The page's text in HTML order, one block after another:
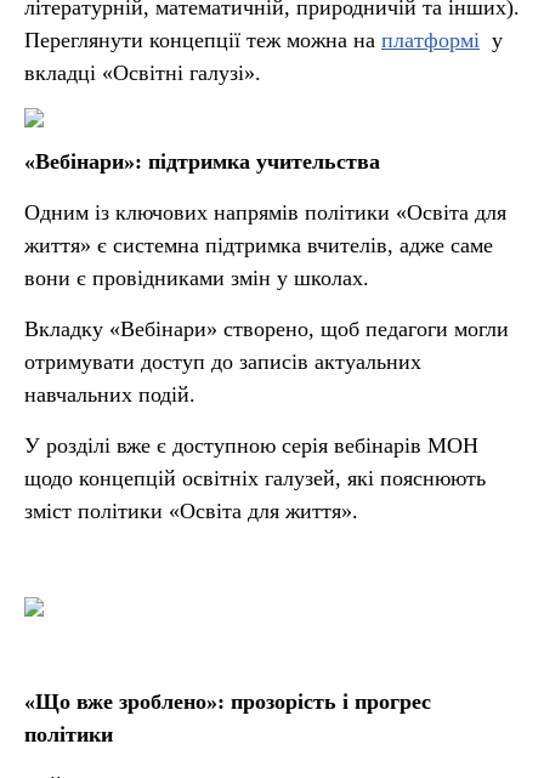
літературній, математичній, природничій та інших).
Переглянути концепції теж можна на платформі у
вкладці «Освітні галузі».
«Вебінари»: підтримка учительства
Одним із ключових напрямів політики «Освіта для
життя» є системна підтримка вчителів, адже саме
вони є провідниками змін у школах.
Вкладку «Вебінари» створено, щоб педагоги могли
отримувати доступ до записів актуальних
навчальних подій.
У розділі вже є доступною серія вебінарів МОН
щодо концепцій освітніх галузей, які пояснюють
зміст політики «Освіта для життя».
«Що вже зроблено»: прозорість і прогрес
політики